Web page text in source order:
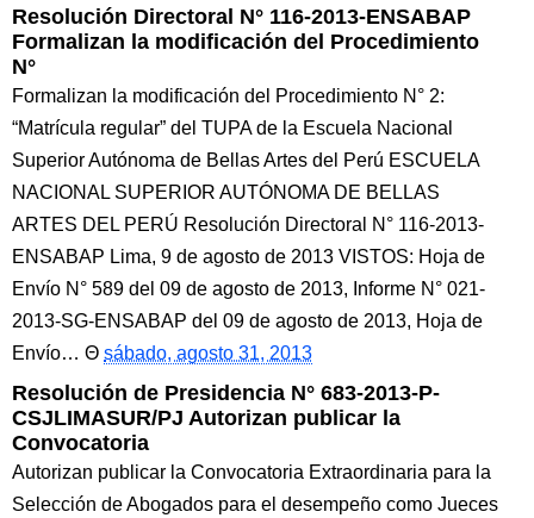
Resolución Directoral N° 116-2013-ENSABAP
Formalizan la modificación del Procedimiento
N°
Formalizan la modificación del Procedimiento N° 2:
“Matrícula regular” del TUPA de la Escuela Nacional
Superior Autónoma de Bellas Artes del Perú ESCUELA
NACIONAL SUPERIOR AUTÓNOMA DE BELLAS
ARTES DEL PERÚ Resolución Directoral N° 116-2013-
ENSABAP Lima, 9 de agosto de 2013 VISTOS: Hoja de
Envío N° 589 del 09 de agosto de 2013, Informe N° 021-
2013-SG-ENSABAP del 09 de agosto de 2013, Hoja de
Envío…
sábado, agosto 31, 2013
Resolución de Presidencia N° 683-2013-P-
CSJLIMASUR/PJ Autorizan publicar la
Convocatoria
Autorizan publicar la Convocatoria Extraordinaria para la
Selección de Abogados para el desempeño como Jueces